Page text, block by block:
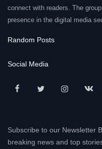
connect with readers. The
presence in the digital media
Random Posts
Social Media
Subscribe to our Newsletter
breaking news and top